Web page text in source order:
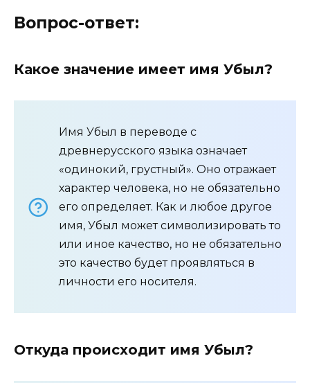
Вопрос-ответ:
Какое значение имеет имя Убыл?
Имя Убыл в переводе с
древнерусского языка означает
«одинокий, грустный». Оно отражает
характер человека, но не обязательно
его определяет. Как и любое другое
имя, Убыл может символизировать то
или иное качество, но не обязательно
это качество будет проявляться в
личности его носителя.
Откуда происходит имя Убыл?